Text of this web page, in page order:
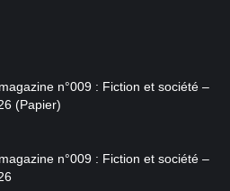
n°009 : Fiction et société –
(Papier)
n°009 : Fiction et société –